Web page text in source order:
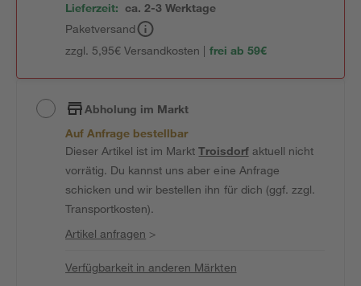
Lieferzeit: ca. 2-3 Werktage
Paketversand
zzgl. 5,95€ Versandkosten | frei ab 59€
Abholung im Markt
Auf Anfrage bestellbar
Dieser Artikel ist im MarktTroisdorfaktuell nicht
vorrätig. Du kannst uns aber eine Anfrage
schicken und wir bestellen ihn für dich (ggf. zzgl.
Transportkosten).
Artikel anfragen >
Verfügbarkeit in anderen Märkten